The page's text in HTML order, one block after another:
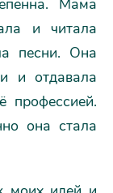
Мама
и читала
песни. Она
и отдавала
она стала